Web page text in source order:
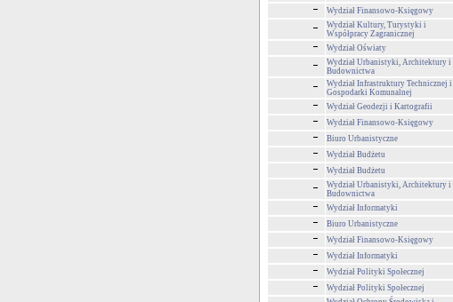
Wydział Finansowo-Księgowy
Wydział Kultury, Turystyki i
Współpracy Zagranicznej
Wydział Oświaty
Wydział Urbanistyki, Architektury i
Budownictwa
Wydział Infrastruktury Technicznej i
Gospodarki Komunalnej
Wydział Geodezji i Kartografii
Wydział Finansowo-Księgowy
Biuro Urbanistyczne
Wydział Budżetu
Wydział Budżetu
Wydział Urbanistyki, Architektury i
Budownictwa
Wydział Informatyki
Biuro Urbanistyczne
Wydział Finansowo-Księgowy
Wydział Informatyki
Wydział Polityki Społecznej
Wydział Polityki Społecznej